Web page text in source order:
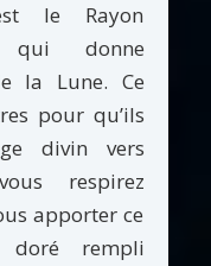
le Rayon
qui donne
la Lune. Ce
pour qu’ils
divin vers
respirez
apporter ce
rempli